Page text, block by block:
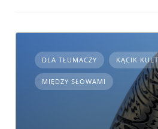
DLA TŁUMACZY KĄCIK
MIĘDZY SŁOWAMI